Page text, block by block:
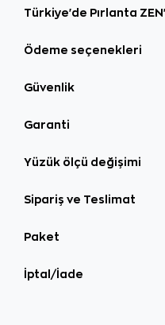
Türkiye'de Pırlanta
Ödeme seçenekleri
Güvenlik
Garanti
Yüzük ölçü değişimi
Sipariş ve Teslimat
Paket
İptal/İade